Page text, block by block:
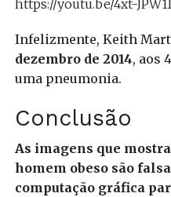
https://youtu.be/4xt-
Infelizmente, Keith
dezembro de 2014, aos
uma pneumonia.
Conclusão
As imagens que
homem obeso são
computação gráfica